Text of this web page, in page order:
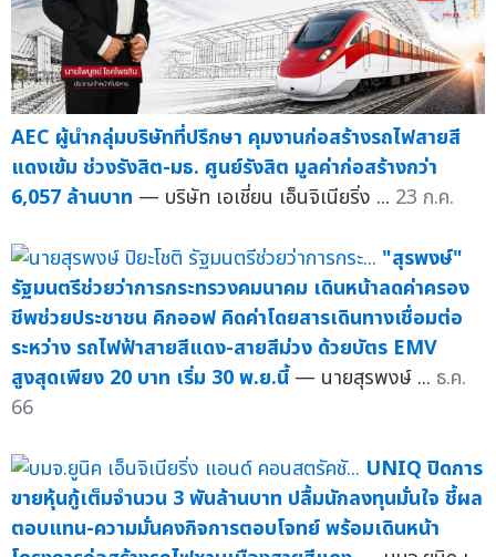
AEC ผู้นำกลุ่มบริษัทที่ปรึกษา คุมงานก่อสร้างรถไฟสายสี
แดงเข้ม ช่วงรังสิต-มธ. ศูนย์รังสิต มูลค่าก่อสร้างกว่า
6,057 ล้านบาท — บริษัท เอเชี่ยน เอ็นจิเนียริ่ง ... 23 ก.ค.
"สุรพงษ์"
รัฐมนตรีช่วยว่าการกระทรวงคมนาคม เดินหน้าลดค่าครอง
ชีพช่วยประชาชน คิกออฟ คิดค่าโดยสารเดินทางเชื่อมต่อ
ระหว่าง รถไฟฟ้าสายสีแดง-สายสีม่วง ด้วยบัตร EMV
สูงสุดเพียง 20 บาท เริ่ม 30 พ.ย.นี้ — นายสุรพงษ์ ... ธ.ค.
66
UNIQ ปิดการ
ขายหุ้นกู้เต็มจำนวน 3 พันล้านบาท ปลื้มนักลงทุนมั่นใจ ชี้ผล
ตอบแทน-ความมั่นคงกิจการตอบโจทย์ พร้อมเดินหน้า